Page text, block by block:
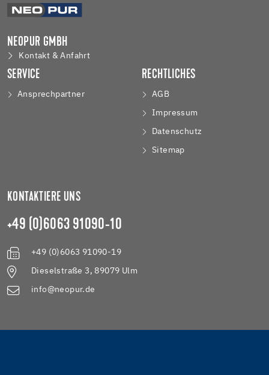
NEOPUR GMBH
Kontakt & Anfahrt
SERVICE
Ansprechpartner
RECHTLICHES
AGB
Impressum
Datenschutz
Sitemap
KONTAKTIERE UNS
+49 (0)6063 91090-10
+49 (0)6063 91090-19
Dieselstraße 3, 89079 Ulm
info@neopur.de